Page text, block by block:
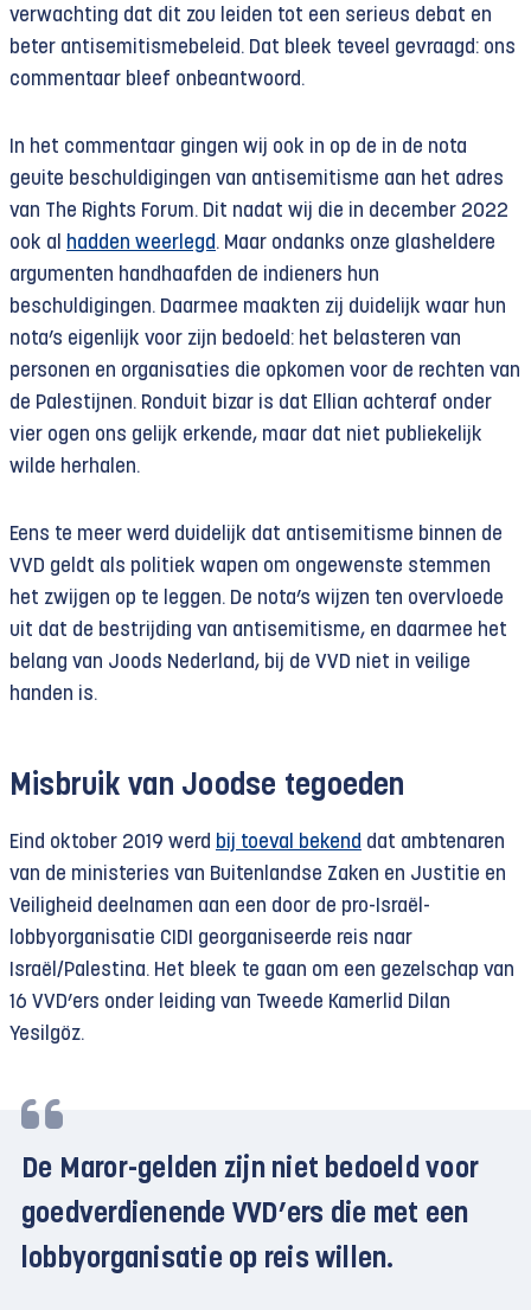
verwachting dat dit zou leiden tot een serieus debat en
beter antisemitismebeleid. Dat bleek teveel gevraagd: ons
commentaar bleef onbeantwoord.
In het commentaar gingen wij ook in op de in de nota
geuite beschuldigingen van antisemitisme aan het adres
van The Rights Forum. Dit nadat wij die in december 2022
ook al
hadden weerlegd. Maar ondanks onze glasheldere
argumenten handhaafden de indieners hun
beschuldigingen. Daarmee maakten zij duidelijk waar hun
nota’s eigenlijk voor zijn bedoeld: het belasteren van
personen en organisaties die opkomen voor de rechten van
de Palestijnen. Ronduit bizar is dat Ellian achteraf onder
vier ogen ons gelijk erkende, maar dat niet publiekelijk
wilde herhalen.
Eens te meer werd duidelijk dat antisemitisme binnen de
VVD geldt als politiek wapen om ongewenste stemmen
het zwijgen op te leggen. De nota’s wijzen ten overvloede
uit dat de bestrijding van antisemitisme, en daarmee het
belang van Joods Nederland, bij de VVD niet in veilige
handen is.
Misbruik van Joodse tegoeden
Eind oktober 2019 werd bij toeval bekend dat ambtenaren
van de ministeries van Buitenlandse Zaken en Justitie en
Veiligheid deelnamen aan een door de pro-Israël-
lobbyorganisatie CIDI georganiseerde reis naar
Israël/Palestina. Het bleek te gaan om een gezelschap van
16 VVD’ers onder leiding van Tweede Kamerlid Dilan
Yesilgöz.
De Maror-gelden zijn niet bedoeld voor
goedverdienende VVD’ers die met een
lobbyorganisatie op reis willen.